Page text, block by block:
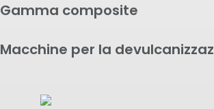
Gamma composite
Macchine per la